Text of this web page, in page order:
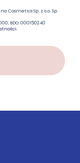
Cosmetics Sp. z o.o. Sp.
BDO: 000150240